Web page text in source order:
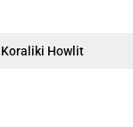
Koraliki Howlit